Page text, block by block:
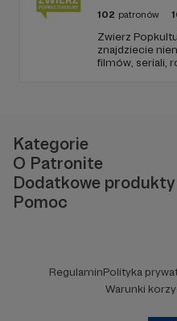
102 patronów
Zwierz
znajdziecie
filmów, seriali,
Kategorie
O Patronite
Dodatkowe produkty
Pomoc
RegulaminPolityka
Warunki